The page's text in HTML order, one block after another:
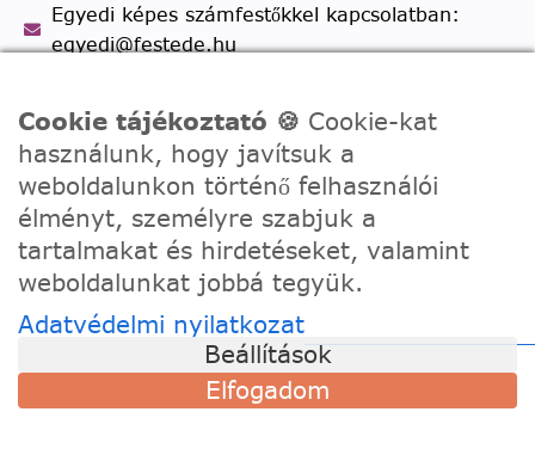
Egyedi képes számfestőkkel kapcsolatban:
egyedi@festede.hu
Csatlakozz 19.000 fősFacebook csoportunkhoz!
© 2020 - 2026 Festede Kft. Minden jog fenntartva
Cookie tájékoztató 🍪 Cookie-kat
használunk, hogy javítsuk a
weboldalunkon történő felhasználói
élményt, személyre szabjuk a
tartalmakat és hirdetéseket, valamint
weboldalunkat jobbá tegyük.
Adatvédelmi nyilatkozat
Beállítások
Elfogadom